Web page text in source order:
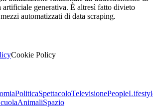
artificiale generativa. È altresì fatto divieto
automatizzati di data scraping.
Cookie Policy
PoliticaSpettacoloTelevisionePeople
AnimaliSpazio